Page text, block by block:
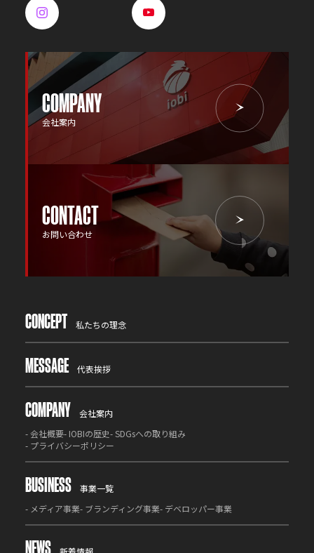
COMPANY
会社案内
CONTACT
お問い合わせ
CONCEPT 私たちの理念
MESSAGE 代表挨拶
COMPANY
会社案内
-会社概要- IOBIの歴史-SDGsへの取り組み
- プライバシーポリシー
BUSINESS
事業一覧
- メディア事業- ブランディング事業- デベロッパー事業
NEWS